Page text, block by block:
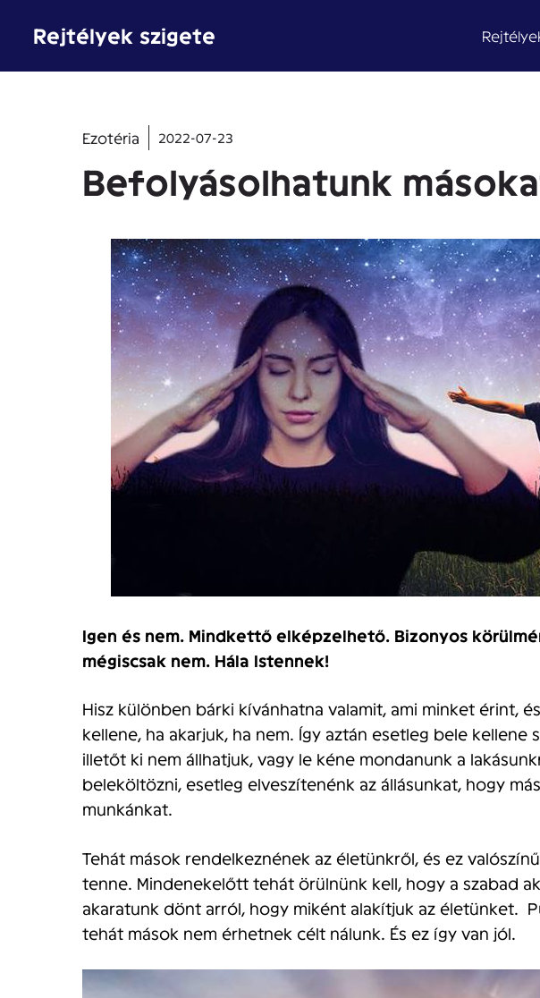
Rejtélyek szigete
Ezotéria 2022-07-23
Befolyásolhatunk
Igen és nem. Mindkettő elképzelhető. Bizonyos
mégiscsak nem. Hála Istennek!
Hisz különben bárki kívánhatna valamit, ami minket érint,
kellene, ha akarjuk, ha nem. Így aztán esetleg bele kellene
illetőt ki nem állhatjuk, vagy le kéne mondanunk a
beleköltözni, esetleg elveszítenénk az állásunkat, hogy
munkánkat.
Tehát mások rendelkeznének az életünkről, és ez
tenne. Mindenekelőtt tehát örülnünk kell, hogy a szabad
akaratunk dönt arról, hogy miként alakítjuk az életünket.
tehát mások nem érhetnek célt nálunk. És ez így van jól.